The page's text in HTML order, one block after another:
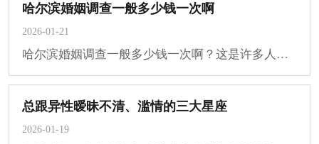
哈尔滨婚姻调查一般多少钱一次啊
2026-01-21
哈尔滨婚姻调查一般多少钱一次啊？这是许多人在面临家庭问题时可能会咨询的一个问题。···
总跟异性暧昧不清、滥情的三大星座
2026-01-19